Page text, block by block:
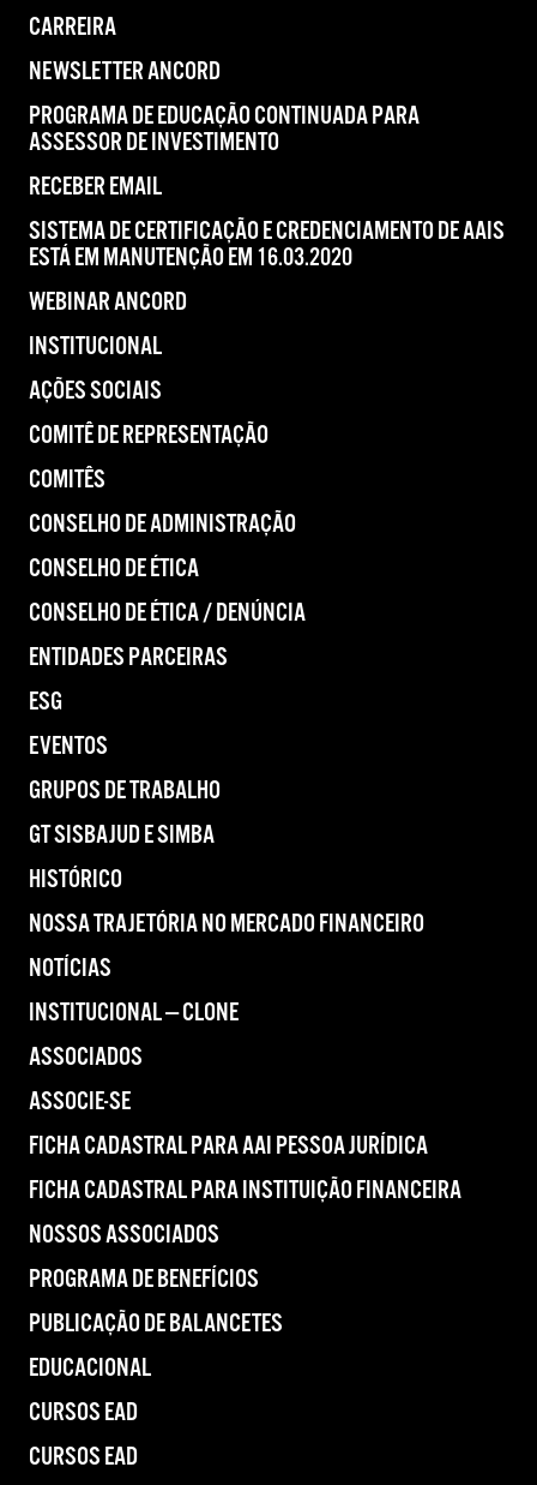
CARREIRA
NEWSLETTER ANCORD
PROGRAMA DE EDUCAÇÃO CONTINUADA PARA
ASSESSOR DE INVESTIMENTO
RECEBER EMAIL
SISTEMA DE CERTIFICAÇÃO E CREDENCIAMENTO DE AAIS
ESTÁ EM MANUTENÇÃO EM 16.03.2020
WEBINAR ANCORD
INSTITUCIONAL
AÇÕES SOCIAIS
COMITÊ DE REPRESENTAÇÃO
COMITÊS
CONSELHO DE ADMINISTRAÇÃO
CONSELHO DE ÉTICA
CONSELHO DE ÉTICA / DENÚNCIA
ENTIDADES PARCEIRAS
ESG
EVENTOS
GRUPOS DE TRABALHO
GT SISBAJUD E SIMBA
HISTÓRICO
NOSSA TRAJETÓRIA NO MERCADO FINANCEIRO
NOTÍCIAS
INSTITUCIONAL — CLONE
ASSOCIADOS
ASSOCIE-SE
FICHA CADASTRAL PARA AAI PESSOA JURÍDICA
FICHA CADASTRAL PARA INSTITUIÇÃO FINANCEIRA
NOSSOS ASSOCIADOS
PROGRAMA DE BENEFÍCIOS
PUBLICAÇÃO DE BALANCETES
EDUCACIONAL
CURSOS EAD
CURSOS EAD